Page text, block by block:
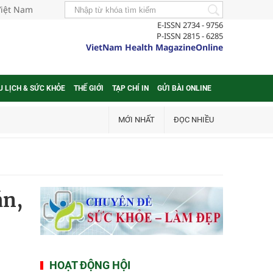
Nam
E-ISSN 2734 - 9756
P-ISSN 2815 - 6285
VietNam Health MagazineOnline
LỊCH & SỨC KHỎE THẾ GIỚI TẠP CHÍ IN GỬI BÀI ONLINE
MỚI NHẤT ĐỌC NHIỀU
HOẠT ĐỘNG HỘI